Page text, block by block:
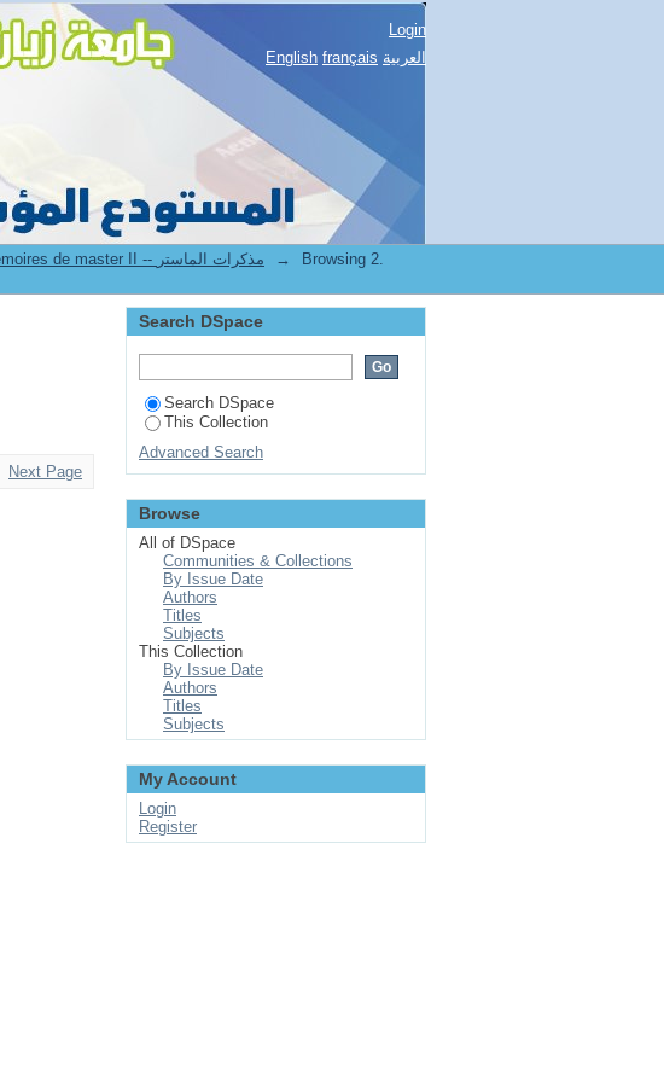
Login
English français العربية
2.[STAPS] Mémoires de master II -- مذكرات الماستر →
Browsing 2.
Next Page
Search DSpace
Search DSpace
This Collection
Advanced Search
Browse
All of DSpace
Communities & Collections
By Issue Date
Authors
Titles
Subjects
This Collection
By Issue Date
Authors
Titles
Subjects
My Account
Login
Register